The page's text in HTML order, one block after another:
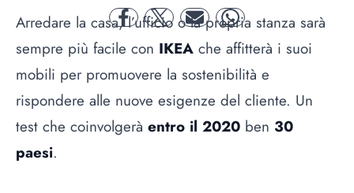
facebooktwitter mail whatsapp
Arredare la casa, l’ufficio o la propria stanza sarà
sempre più facile con IKEA che affitterà i suoi
mobili per promuovere la sostenibilità e
rispondere alle nuove esigenze del cliente. Un
test che coinvolgerà entro il 2020 ben 30
paesi.